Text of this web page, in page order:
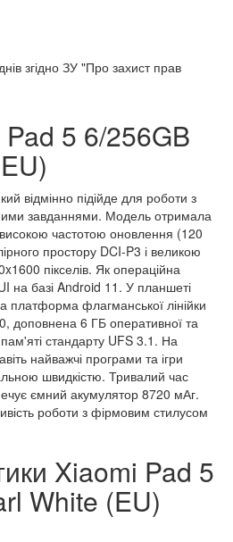
згідно ЗУ "Про захист прав
5 6/256GB
відмінно підійде для роботи з
завданнями. Модель отримала
частотою оновлення (120
простору DCI-P3 і великою
пікселів. Як операційна
на базі Android 11. У планшеті
платформа флагманської лінійки
доповнена 6 ГБ оперативної та
стандарту UFS 3.1. На
найважчі програми та ігри
швидкістю. Тривалий час
ємний акумулятор 8720 мАг.
роботи з фірмовим стилусом
Xiaomi Pad 5
White (EU)